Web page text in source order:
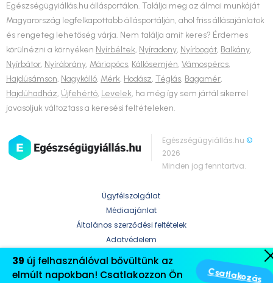
Egészségügyiállás.hu állásportálon. Találja meg az álmai munkáját
Magyarország legfelkapottabb állásportálján, ahol friss állásajánlatok
és rengeteg lehetőség várja. Nem találja amit keres? Érdemes
körülnézni a környéken Nyírbéltek, Nyíradony, Nyírbogát, Balkány,
Nyírbátor, Nyírábrány, Máriapócs, Kállósemjén, Vámospércs,
Hajdúsámson, Nagykálló, Mérk, Hodász, Téglás, Bagamér,
Hajdúhadház, Újfehértó, Levelek, ha még így sem jártál sikerrel
javasoljuk változtass a keresési feltételeken.
Egészségügyiállás.hu©
2026
Minden jog fenntartva.
Ügyfélszolgálat
Médiaajánlat
Általános szerződési feltételek
Adatvédelem
39 új felhasználóval bővültünk az
elmúlt napokban! Csatlakozzon Ön
Csatlakozás